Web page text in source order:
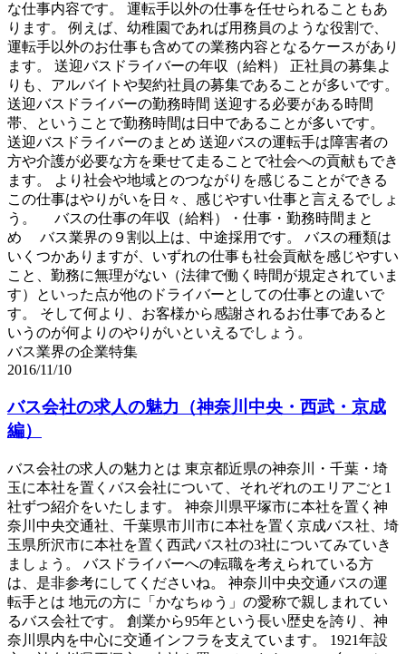
な仕事内容です。 運転手以外の仕事を任せられることもあ
ります。 例えば、幼稚園であれば用務員のような役割で、
運転手以外のお仕事も含めての業務内容となるケースがあり
ます。 送迎バスドライバーの年収（給料） 正社員の募集よ
りも、アルバイトや契約社員の募集であることが多いです。
送迎バスドライバーの勤務時間 送迎する必要がある時間
帯、ということで勤務時間は日中であることが多いです。
送迎バスドライバーのまとめ 送迎バスの運転手は障害者の
方や介護が必要な方を乗せて走ることで社会への貢献もでき
ます。 より社会や地域とのつながりを感じることができる
この仕事はやりがいを日々、感じやすい仕事と言えるでしょ
う。 バスの仕事の年収（給料）・仕事・勤務時間まと
め バス業界の９割以上は、中途採用です。 バスの種類は
いくつかありますが、いずれの仕事も社会貢献を感じやすい
こと、勤務に無理がない（法律で働く時間が規定されていま
す）といった点が他のドライバーとしての仕事との違いで
す。 そして何より、お客様から感謝されるお仕事であると
いうのが何よりのやりがいといえるでしょう。
バス業界の企業特集
2016/11/10
バス会社の求人の魅力（神奈川中央・西武・京成
編）
バス会社の求人の魅力とは 東京都近県の神奈川・千葉・埼
玉に本社を置くバス会社について、それぞれのエリアごと1
社ずつ紹介をいたします。 神奈川県平塚市に本社を置く神
奈川中央交通社、千葉県市川市に本社を置く京成バス社、埼
玉県所沢市に本社を置く西武バス社の3社についてみていき
ましょう。 バスドライバーへの転職を考えられている方
は、是非参考にしてくださいね。 神奈川中央交通バスの運
転手とは 地元の方に「かなちゅう」の愛称で親しまれてい
るバス会社です。 創業から95年という長い歴史を誇り、神
奈川県内を中心に交通インフラを支えています。 1921年設